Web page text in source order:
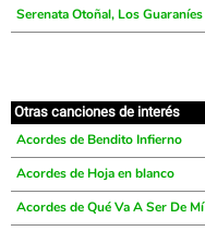
Serenata Otoñal, Los Guaraníes
Otras canciones de interés
Acordes de Bendito Infierno
Acordes de Hoja en blanco
Acordes de Qué Va A Ser De Mí